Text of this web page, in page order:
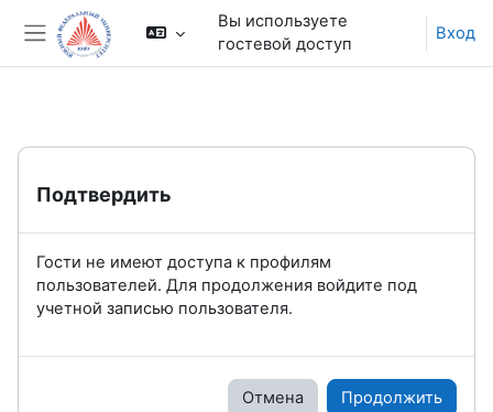
Перейти к основному содержанию
Боковая панель
Вы используете
гостевой доступ
Вход
Подтвердить
Гости не имеют доступа к профилям
пользователей. Для продолжения войдите под
учетной записью пользователя.
Отмена Продолжить